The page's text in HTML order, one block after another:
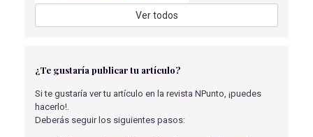
PANDEMIA
- 08/09/2022
INOTRÓPICOS Y FLUIDOTERAPIA. REVISIÓN
Gil Sevilla, A- 28/02/2025
REVISIÓN NARRATIVA - REFLEXOLOGÍA PLANTAR
Ver todos
¿Te gustaría publicar tu artículo?
Si te gustaría ver tu artículo en la revista NPunto, ¡puedes
hacerlo!.
Deberás seguir los siguientes pasos: